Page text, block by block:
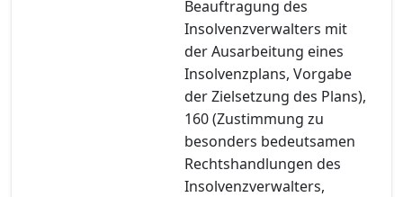
Beauftragung des
Insolvenzverwalters mit
der Ausarbeitung eines
Insolvenzplans, Vorgabe
der Zielsetzung des Plans),
160 (Zustimmung zu
besonders bedeutsamen
Rechtshandlungen des
Insolvenzverwalters,